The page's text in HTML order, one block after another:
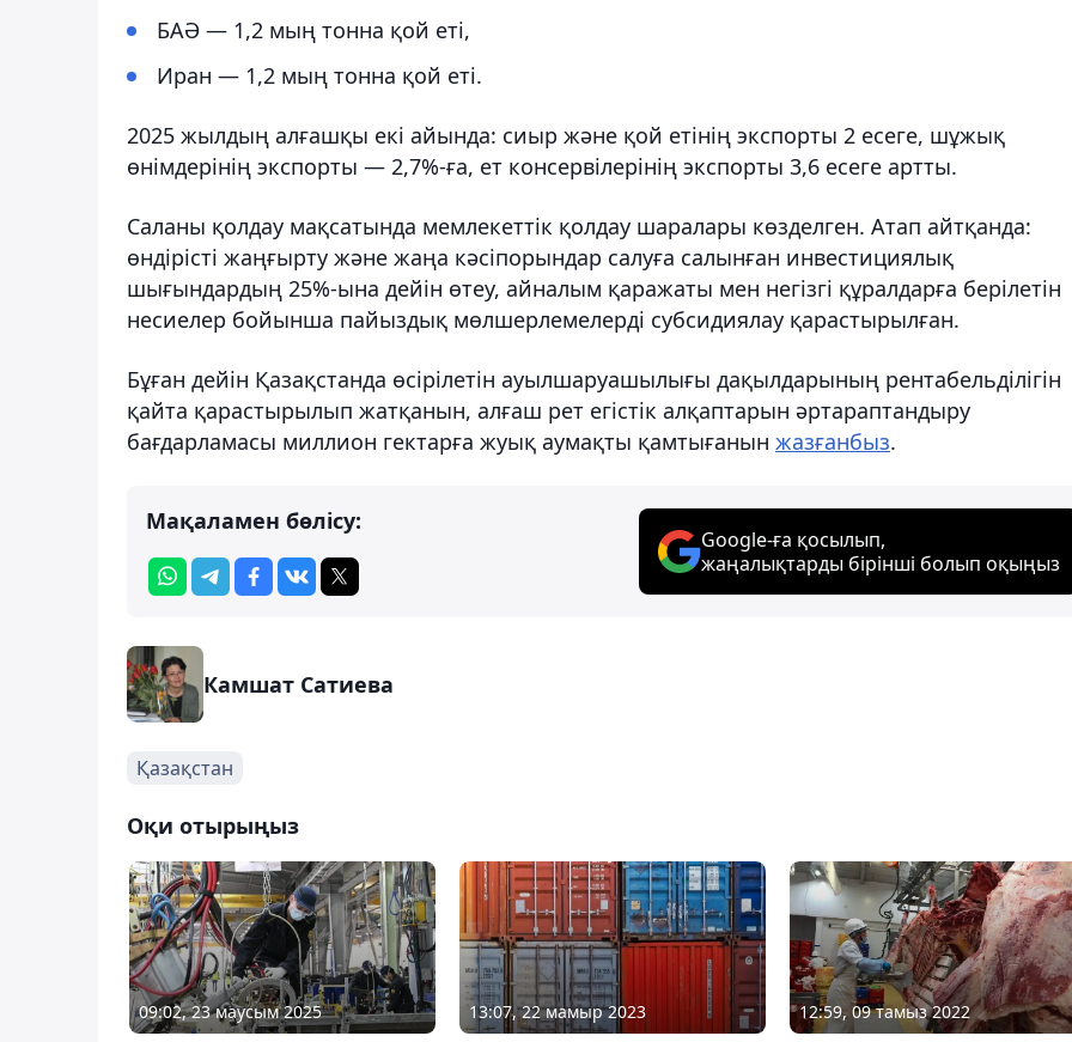
БАӘ — 1,2 мың тонна қой еті,
Иран — 1,2 мың тонна қой еті.
2025 жылдың алғашқы екі айында: сиыр және қой етінің экспорты 2 есеге, шұжық
өнімдерінің экспорты — 2,7%-ға, ет консервілерінің экспорты 3,6 есеге артты.
Саланы қолдау мақсатында мемлекеттік қолдау шаралары көзделген. Атап айтқанда:
өндірісті жаңғырту және жаңа кәсіпорындар салуға салынған инвестициялық
шығындардың 25%-ына дейін өтеу, айналым қаражаты мен негізгі құралдарға берілетін
несиелер бойынша пайыздық мөлшерлемелерді субсидиялау қарастырылған.
Бұған дейін Қазақстанда өсірілетін ауылшаруашылығы дақылдарының рентабельділігін
қайта қарастырылып жатқанын, алғаш рет егістік алқаптарын әртараптандыру
бағдарламасы миллион гектарға жуық аумақты қамтығанын жазғанбыз.
Мақаламен бөлісу:
Google-ға қосылып,
жаңалықтарды бірінші болып оқыңыз
Камшат Сатиева
Қазақстан
Оқи отырыңыз
09:02, 23 маусым 2025 13:07, 22 мамыр 2023 12:59, 09 тамыз 2022